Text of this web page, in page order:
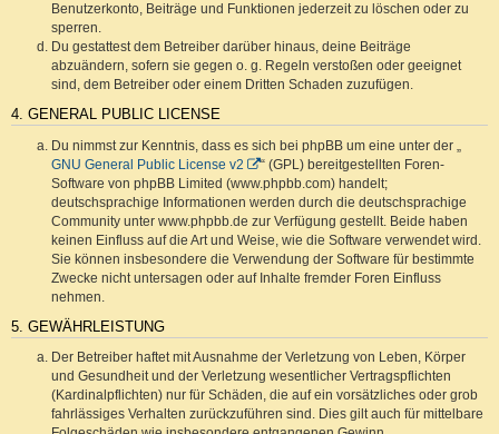
Benutzerkonto, Beiträge und Funktionen jederzeit zu löschen oder zu
sperren.
Du gestattest dem Betreiber darüber hinaus, deine Beiträge
abzuändern, sofern sie gegen o. g. Regeln verstoßen oder geeignet
sind, dem Betreiber oder einem Dritten Schaden zuzufügen.
4. GENERAL PUBLIC LICENSE
Du nimmst zur Kenntnis, dass es sich bei phpBB um eine unter der „
GNU General Public License v2
“ (GPL) bereitgestellten Foren-
Software von phpBB Limited (www.phpbb.com) handelt;
deutschsprachige Informationen werden durch die deutschsprachige
Community unter www.phpbb.de zur Verfügung gestellt. Beide haben
keinen Einfluss auf die Art und Weise, wie die Software verwendet wird.
Sie können insbesondere die Verwendung der Software für bestimmte
Zwecke nicht untersagen oder auf Inhalte fremder Foren Einfluss
nehmen.
5. GEWÄHRLEISTUNG
Der Betreiber haftet mit Ausnahme der Verletzung von Leben, Körper
und Gesundheit und der Verletzung wesentlicher Vertragspflichten
(Kardinalpflichten) nur für Schäden, die auf ein vorsätzliches oder grob
fahrlässiges Verhalten zurückzuführen sind. Dies gilt auch für mittelbare